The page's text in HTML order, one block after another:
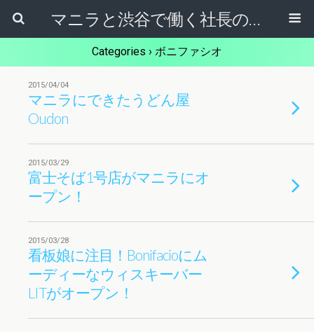
マニラと渋谷で働く社長のブログ
Categories › ボニファシオ
2015/04/04
マニラにできたうどん屋
Oudon
2015/03/29
富士そば1号店がマニラにオ
ープン！
2015/03/28
看板娘に注目！Bonifacioにム
ーディーなウィスキーバー
LITがオープン！